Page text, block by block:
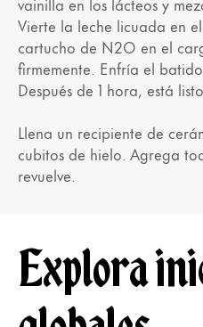
Vierte la leche licuada en
cartucho de N2O en el
firmemente. Enfría el
Después de 1 hora, está
Llena un recipiente de
cubitos de hielo. Agrega
revuelve.
Explora